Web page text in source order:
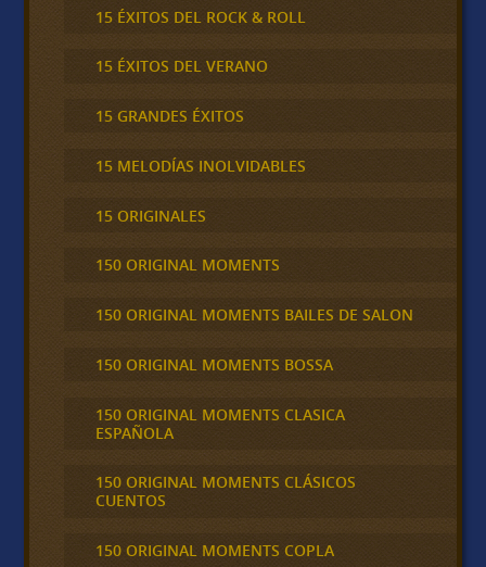
15 ÉXITOS DEL ROCK & ROLL
15 ÉXITOS DEL VERANO
15 GRANDES ÉXITOS
15 MELODÍAS INOLVIDABLES
15 ORIGINALES
150 ORIGINAL MOMENTS
150 ORIGINAL MOMENTS BAILES DE SALON
150 ORIGINAL MOMENTS BOSSA
150 ORIGINAL MOMENTS CLASICA
ESPAÑOLA
150 ORIGINAL MOMENTS CLÁSICOS
CUENTOS
150 ORIGINAL MOMENTS COPLA